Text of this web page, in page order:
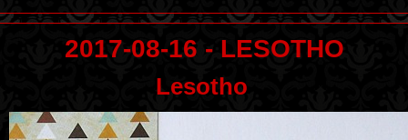
2017-08-16 - LESOTHO
Lesotho